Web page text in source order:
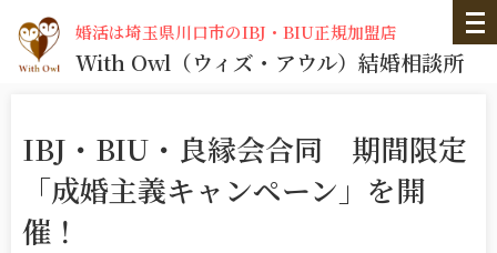
婚活は埼玉県川口市のIBJ・BIU正規加盟店
With Owl （ウィズ・アウル） 結婚相談所
IBJ・BIU・良縁会合同 期間限定
「成婚主義キャンペーン」を開
催！